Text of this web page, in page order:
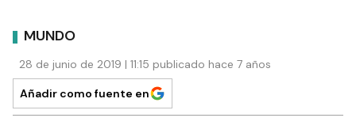
MUNDO
28 de junio de 2019 | 11:15 publicado hace 7 años
Añadir como fuente en